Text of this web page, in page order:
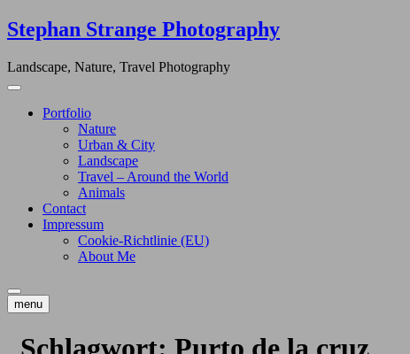
Skip
to
Stephan Strange Photography
Landscape, Nature, Travel Photography
Portfolio
Nature
Urban & City
Landscape
Travel – Around the World
Animals
Contact
Impressum
Cookie-Richtlinie (EU)
About Me
menu